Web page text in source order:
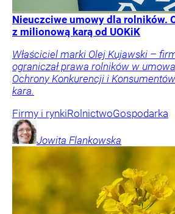
Nieuczciwe umowy dla rolników.
z milionową karą od UOKiK
Właściciel marki Olej Kujawski –
ograniczał prawa rolników w
Ochrony Konkurencji i
kara.
Firmy i rynkiRolnictwoGospodarka
Jowita Flankowska